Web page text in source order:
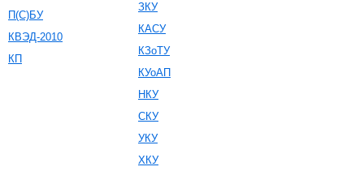
П(С)БУ
КВЭД-2010
КП
ЗКУ
КАСУ
КЗоТУ
КУоАП
НКУ
СКУ
УКУ
ХКУ